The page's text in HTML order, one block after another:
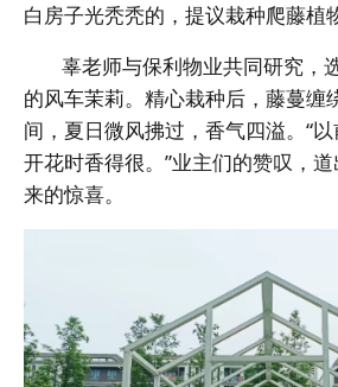
白房子光秃秃的，提议栽种爬藤植
辜老师与保利物业共同研究，
的风车茉莉。精心栽种后，藤蔓缠
间，夏日微风拂过，香气四溢。“
开花时香得很。”业主们的赞叹，道
来的惊喜。